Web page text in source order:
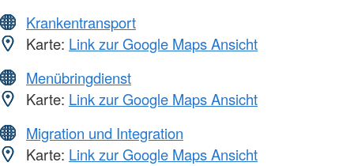
Krankentransport
Karte: Link zur Google Maps Ansicht
Menübringdienst
Karte: Link zur Google Maps Ansicht
Migration und Integration
Karte: Link zur Google Maps Ansicht